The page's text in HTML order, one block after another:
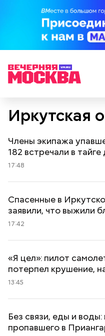
Иркутская
Члены экипажа
182 встречали в
17:48
Спасенные в
заявили, что выжили
17:42
«Я цел»: пилот
потерпел крушение,
13:45
Без связи, еды и
пропавшего в